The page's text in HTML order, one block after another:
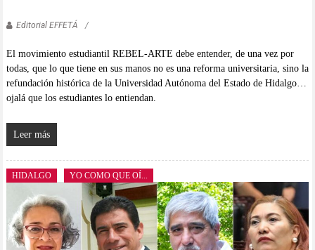
Editorial EFFETÁ
El movimiento estudiantil REBEL-ARTE debe entender, de una vez por
todas, que lo que tiene en sus manos no es una reforma universitaria, sino la
refundación histórica de la Universidad Autónoma del Estado de Hidalgo…
ojalá que los estudiantes lo entiendan.
Leer más
HIDALGO YO COMO QUE OÍ...